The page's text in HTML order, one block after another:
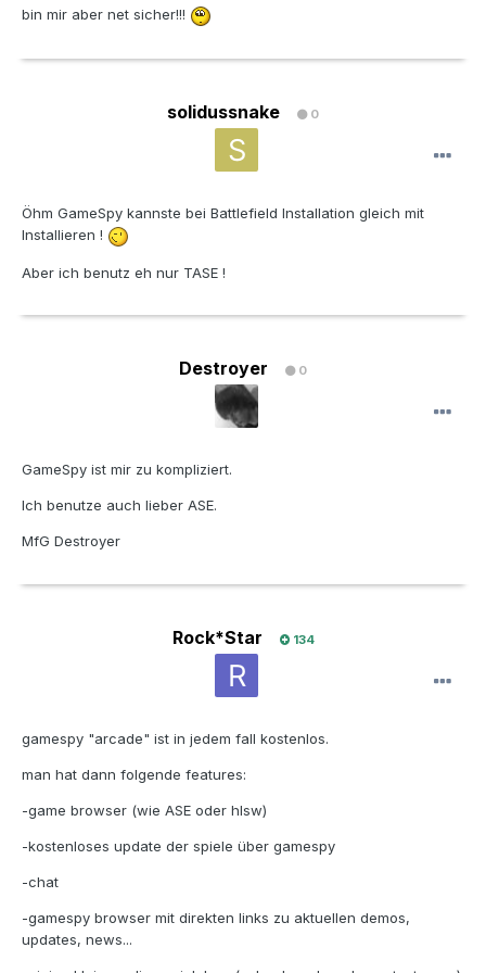
bin mir aber net sicher!!!
solidussnake 0
Öhm GameSpy kannste bei Battlefield Installation gleich mit
Installieren !
Aber ich benutz eh nur TASE !
Destroyer 0
GameSpy ist mir zu kompliziert.
Ich benutze auch lieber ASE.
MfG Destroyer
Rock*Star 134
gamespy "arcade" ist in jedem fall kostenlos.
man hat dann folgende features:
-game browser (wie ASE oder hlsw)
-kostenloses update der spiele über gamespy
-chat
-gamespy browser mit direkten links zu aktuellen demos,
updates, news...